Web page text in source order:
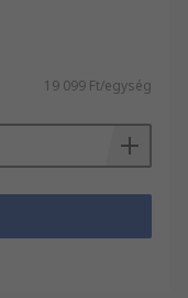
19 099 Ft/egység